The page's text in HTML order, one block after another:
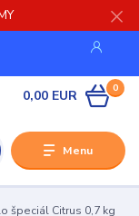
Menu
0
0,00 EUR
špeciál Citrus 0,7 kg